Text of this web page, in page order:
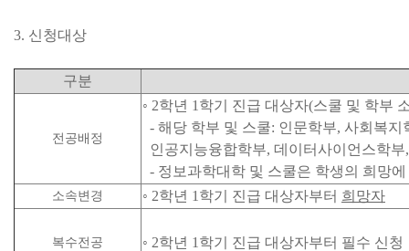
3. 신청대상
구분
전공배정
◦ 2학년 1학기 진급 대상자(스쿨 및 학부
- 해당 학부 및 스쿨: 인문학부, 사회복
인공지능융합학부, 데이터사이언스학
- 정보과학대학 및 스쿨은 학생의 희망
소속변경 ◦ 2학년 1학기 진급 대상자부터 희망자
복수전공 ◦ 2학년 1학기 진급 대상자부터 필수 신청